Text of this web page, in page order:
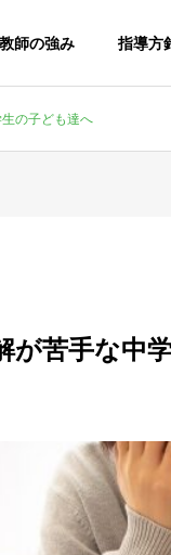
師の強み 指導方
生の子ども達へ
が苦手な中